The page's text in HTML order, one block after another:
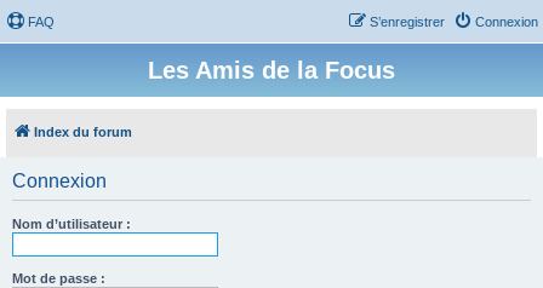
FAQ Connexion
S’enregistrer
Les Amis de la Focus
Index du forum
Connexion
Nom d’utilisateur :
Mot de passe :